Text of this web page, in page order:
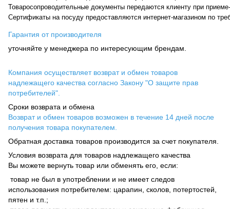
Cертификаты на посуду предоставляются интернет-магазином по
Гарантия от производителя
уточняйте у менеджера по интересующим брендам.
Компания осуществляет возврат и обмен товаров
надлежащего качества согласно Закону "О защите прав
потребителей".
Сроки возврата и обмена
Возврат и обмен товаров возможен в течение 14 дней после
получения товара покупателем.
Обратная доставка товаров производится за счет покупателя.
Условия возврата для товаров надлежащего качества
Вы можете вернуть товар или обменять его, если:
товар не был в употреблении и не имеет следов
использования потребителем: царапин, сколов, потертостей,
пятен и т.п.;